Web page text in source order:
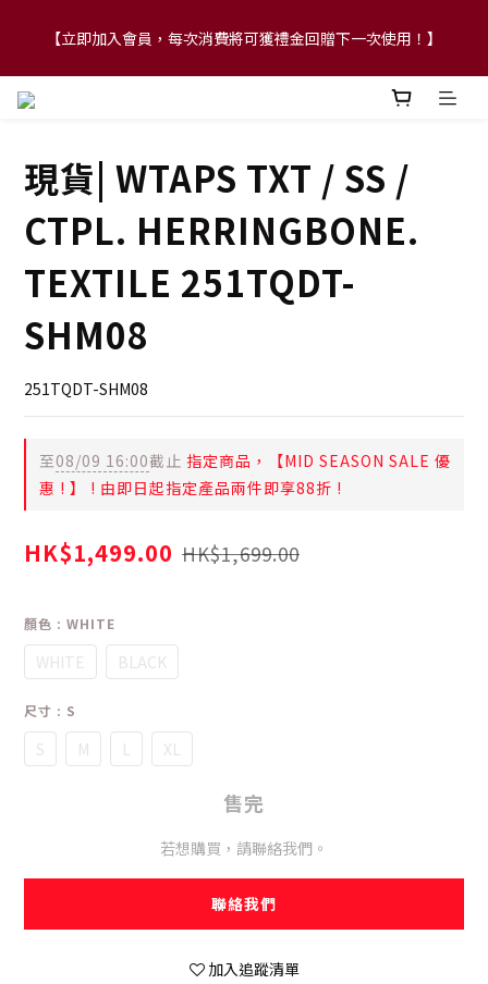
【FLASH SALE 兩件指定現貨產品即享88折】
【立即加入會員，每次消費將可獲禮金回贈下一次使用！】
【FLASH SALE 兩件指定現貨產品即享88折】
現貨| WTAPS TXT / SS /
CTPL. HERRINGBONE.
TEXTILE 251TQDT-
SHM08
251TQDT-SHM08
至08/09 16:00截止 指定商品，【MID SEASON SALE 優
惠 ! 】 ! 由即日起指定產品兩件即享88折 !
HK$1,499.00 HK$1,699.00
顏色 : WHITE
WHITE BLACK
尺寸 : S
S M L XL
售完
若想購買，請聯絡我們。
聯絡我們
加入追蹤清單